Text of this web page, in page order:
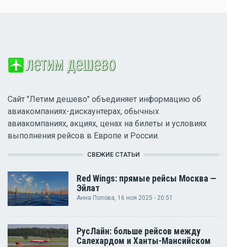
Сайт "Летим дешево" объединяет информацию об
авиакомпаниях-дискаунтерах, обычных
авиакомпаниях, акциях, ценах на билеты и условиях
выполнения рейсов в Европе и России.
СВЕЖИЕ СТАТЬИ
Red Wings: прямые рейсы Москва —
Эйлат
Анна Попова, 16 ноя 2025 - 20:51
РусЛайн: больше рейсов между
Салехардом и Ханты-Мансийском